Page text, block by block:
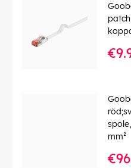
Tämä teksti on
4040849585241
EAN:
mm²